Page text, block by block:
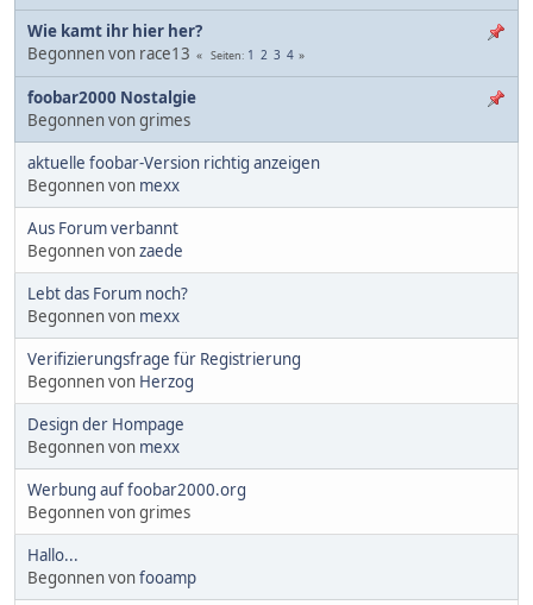
Wie kamt ihr hier her?
Begonnen von race13
Seiten 1 2 3 4
foobar2000 Nostalgie
Begonnen von grimes
aktuelle foobar-Version richtig anzeigen
Begonnen von mexx
Aus Forum verbannt
Begonnen vonzaede
Lebt das Forum noch?
Begonnen von mexx
Verifizierungsfrage für Registrierung
Begonnen von Herzog
Design der Hompage
Begonnen von mexx
Werbung auf foobar2000.org
Begonnen von grimes
Hallo...
Begonnen vonfooamp